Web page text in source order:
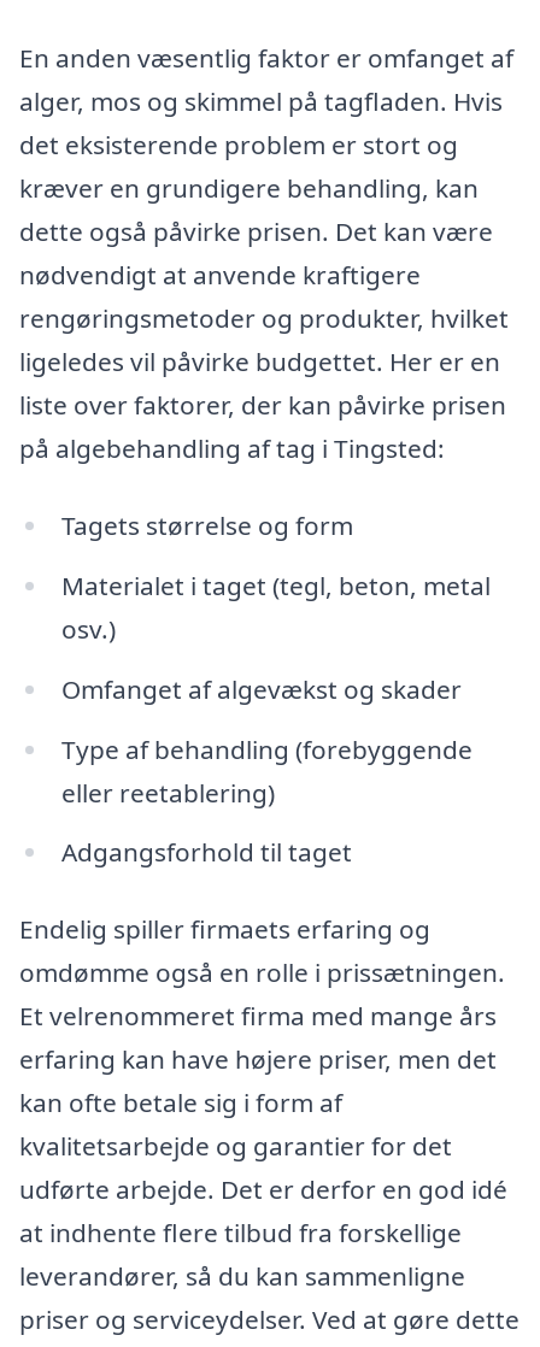
En anden væsentlig faktor er omfanget af
alger, mos og skimmel på tagfladen. Hvis
det eksisterende problem er stort og
kræver en grundigere behandling, kan
dette også påvirke prisen. Det kan være
nødvendigt at anvende kraftigere
rengøringsmetoder og produkter, hvilket
ligeledes vil påvirke budgettet. Her er en
liste over faktorer, der kan påvirke prisen
på algebehandling af tag i Tingsted:
Tagets størrelse og form
Materialet i taget (tegl, beton, metal
osv.)
Omfanget af algevækst og skader
Type af behandling (forebyggende
eller reetablering)
Adgangsforhold til taget
Endelig spiller firmaets erfaring og
omdømme også en rolle i prissætningen.
Et velrenommeret firma med mange års
erfaring kan have højere priser, men det
kan ofte betale sig i form af
kvalitetsarbejde og garantier for det
udførte arbejde. Det er derfor en god idé
at indhente flere tilbud fra forskellige
leverandører, så du kan sammenligne
priser og serviceydelser. Ved at gøre dette